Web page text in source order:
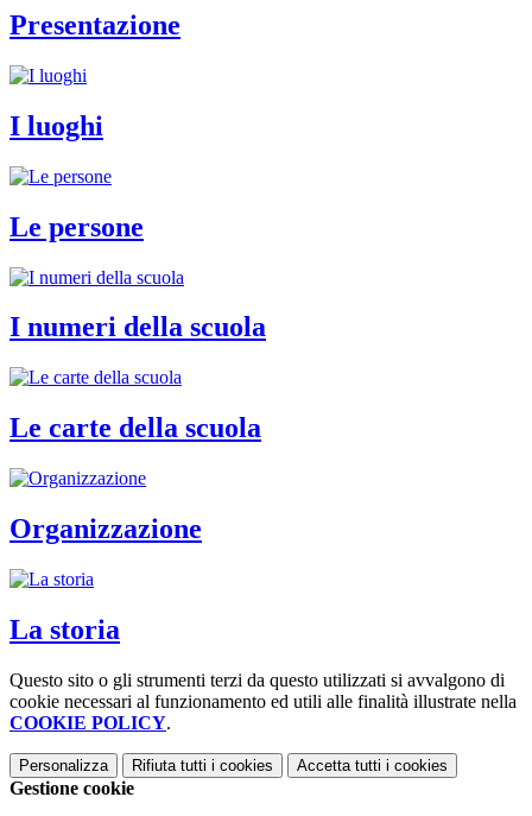
Presentazione
I luoghi
Le persone
I numeri della scuola
Le carte della scuola
Organizzazione
La storia
Questo sito o gli strumenti terzi da questo utilizzati si avvalgono di
cookie necessari al funzionamento ed utili alle finalità illustrate nella
COOKIE POLICY.
Personalizza Rifiuta tutti i cookies Accetta tutti i cookies
Gestione cookie